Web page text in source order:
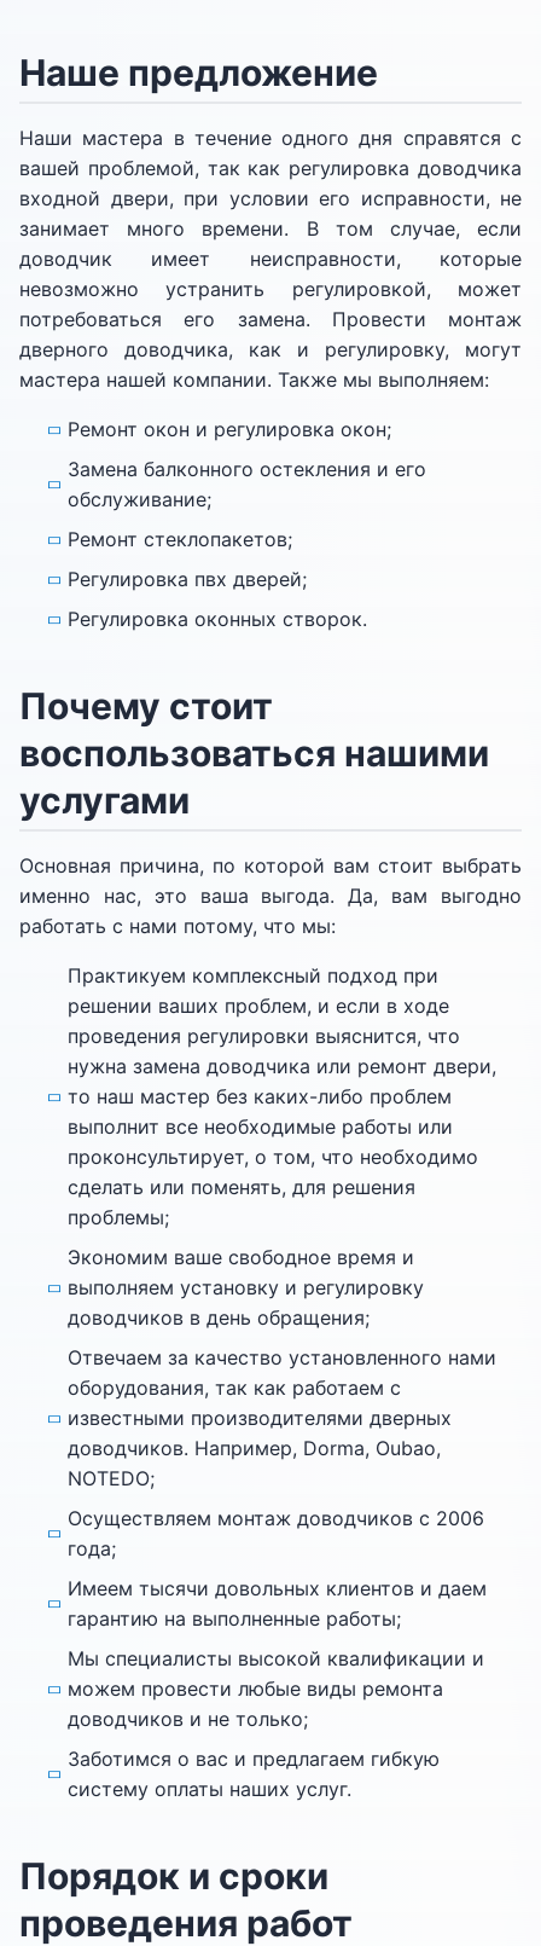
Наше предложение
Наши мастера в течение одного дня справятся с
вашей проблемой, так как регулировка доводчика
входной двери, при условии его исправности, не
занимает много времени. В том случае, если
доводчик имеет неисправности, которые
невозможно устранить регулировкой, может
потребоваться его замена. Провести монтаж
дверного доводчика, как и регулировку, могут
мастера нашей компании. Также мы выполняем:
Ремонт окон и регулировка окон;
Замена балконного остекления и его
обслуживание;
Ремонт стеклопакетов;
Регулировка пвх дверей;
Регулировка оконных створок.
Почему стоит
воспользоваться нашими
услугами
Основная причина, по которой вам стоит выбрать
именно нас, это ваша выгода. Да, вам выгодно
работать с нами потому, что мы:
Практикуем комплексный подход при
решении ваших проблем, и если в ходе
проведения регулировки выяснится, что
нужна замена доводчика или ремонт двери,
то наш мастер без каких-либо проблем
выполнит все необходимые работы или
проконсультирует, о том, что необходимо
сделать или поменять, для решения
проблемы;
Экономим ваше свободное время и
выполняем установку и регулировку
доводчиков в день обращения;
Отвечаем за качество установленного нами
оборудования, так как работаем с
известными производителями дверных
доводчиков. Например, Dorma, Oubao,
NOTEDO;
Осуществляем монтаж доводчиков с 2006
года;
Имеем тысячи довольных клиентов и даем
гарантию на выполненные работы;
Мы специалисты высокой квалификации и
можем провести любые виды ремонта
доводчиков и не только;
Заботимся о вас и предлагаем гибкую
систему оплаты наших услуг.
Порядок и сроки
проведения работ